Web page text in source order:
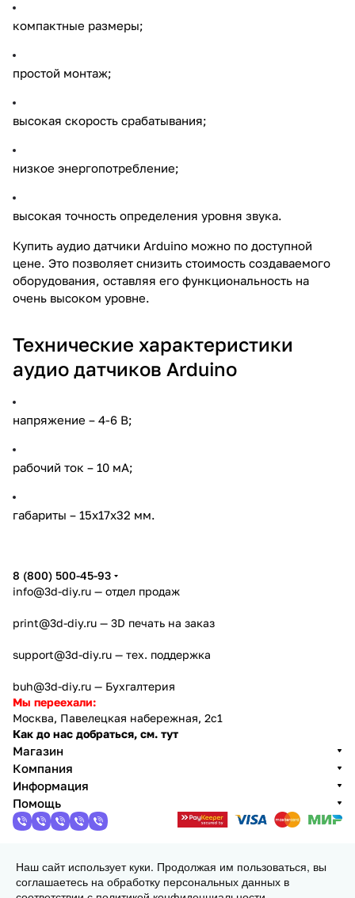
компактные размеры;
простой монтаж;
высокая скорость срабатывания;
низкое энергопотребление;
высокая точность определения уровня звука.
Купить аудио датчики Arduino можно по доступной
цене. Это позволяет снизить стоимость создаваемого
оборудования, оставляя его функциональность на
очень высоком уровне.
Технические характеристики
аудио датчиков Arduino
напряжение – 4-6 В;
рабочий ток – 10 мА;
габариты – 15х17х32 мм.
8 (800) 500-45-93
info@3d-diy.ru — отдел продаж
print@3d-diy.ru — 3D печать на заказ
support@3d-diy.ru — тех. поддержка
buh@3d-diy.ru — Бухгалтерия
Мы переехали:
Москва, Павелецкая набережная, 2с1
Как до нас добраться, см. тут
Магазин
Компания
Информация
Помощь
2013 - 2026 © 3DiY (Тридиай) - интернет-магазин
комплектующих для 3D принтеров, ЧПУ станков и
Наш сайт использует куки. Продолжая им пользоваться, вы
соглашаетесь на обработку персональных данных в